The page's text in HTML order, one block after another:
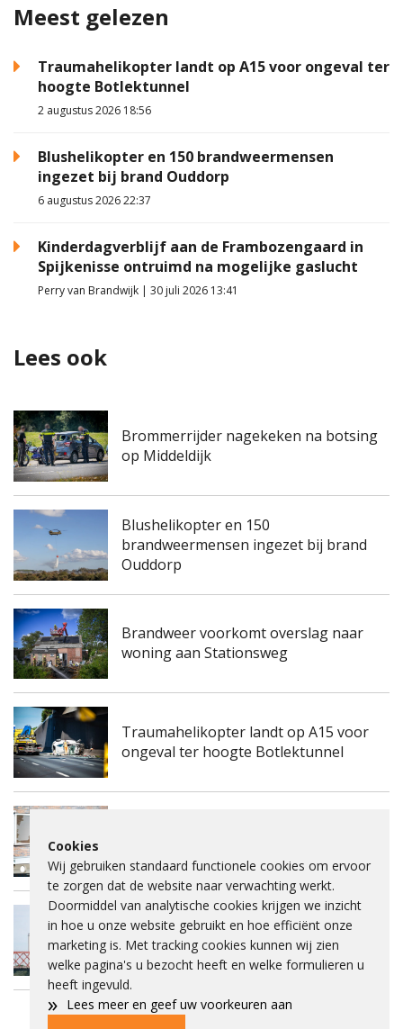
Meest gelezen
Traumahelikopter landt op A15 voor ongeval ter
hoogte Botlektunnel
2 augustus 2026 18:56
Blushelikopter en 150 brandweermensen
ingezet bij brand Ouddorp
6 augustus 2026 22:37
Kinderdagverblijf aan de Frambozengaard in
Spijkenisse ontruimd na mogelijke gaslucht
Perry van Brandwijk | 30 juli 2026 13:41
Lees ook
Brommerrijder nagekeken na botsing
op Middeldijk
Blushelikopter en 150
brandweermensen ingezet bij brand
Ouddorp
Brandweer voorkomt overslag naar
woning aan Stationsweg
Traumahelikopter landt op A15 voor
ongeval ter hoogte Botlektunnel
ontruimd na mogelijke gaslucht
Spijkenisserbrug twee keer enkele
nachten dicht voor onderhoud
Cookies
Wij gebruiken standaard functionele cookies om ervoor
te zorgen dat de website naar verwachting werkt.
Doormiddel van analytische cookies krijgen we inzicht
in hoe u onze website gebruikt en hoe efficiënt onze
marketing is. Met tracking cookies kunnen wij zien
welke pagina's u bezocht heeft en welke formulieren u
heeft ingevuld.
» Lees meer en geef uw voorkeuren aan